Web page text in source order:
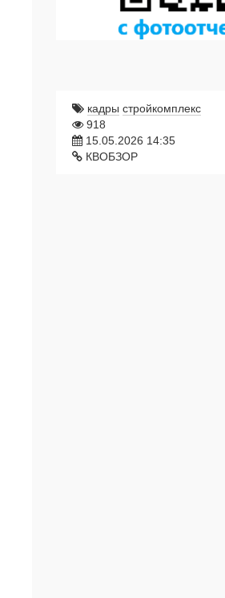
кадры стройкомплекс
918
15.05.2026 14:35
КВОБЗОР